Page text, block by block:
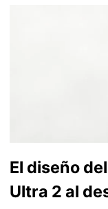
El diseño
Ultra 2 al